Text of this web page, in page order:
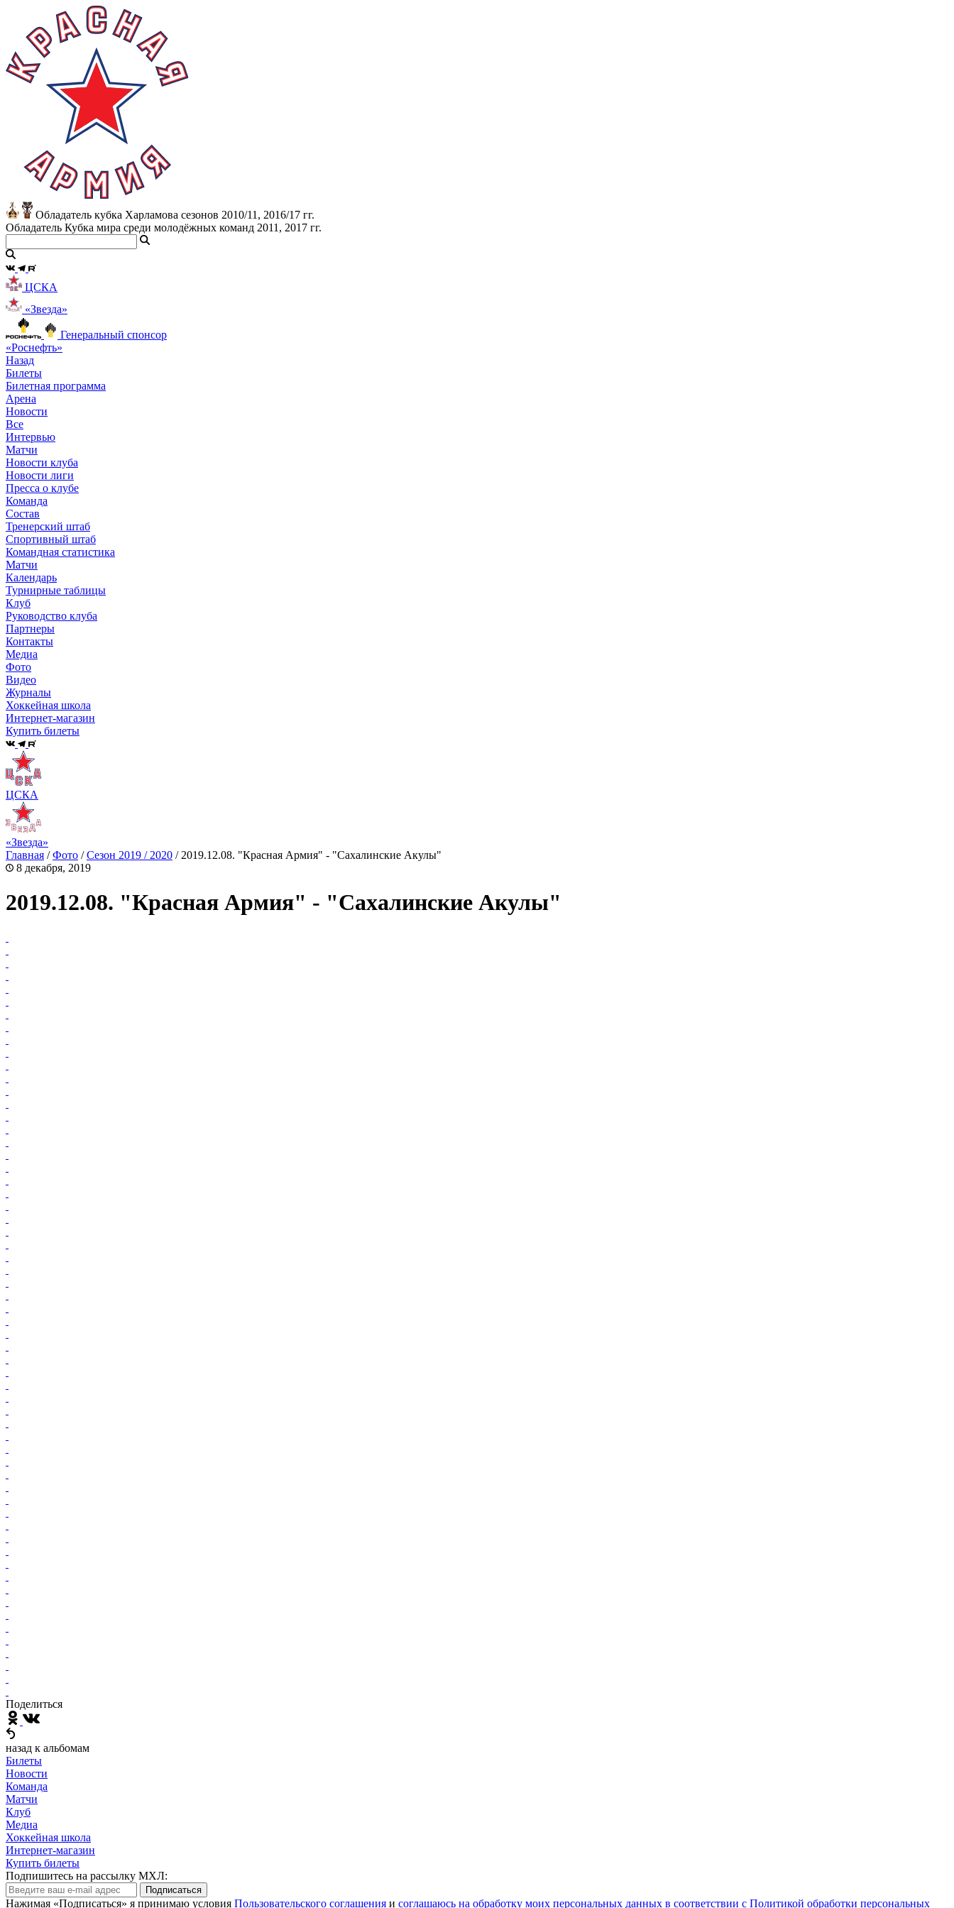
Обладатель кубка Харламова сезонов 2010/11, 2016/17 гг.
Обладатель Кубка мира среди молодёжных команд 2011, 2017 гг.
ЦСКА
«Звезда»
Генеральный спонсор
«Роснефть»
Назад
Билеты
Билетная программа
Арена
Новости
Все
Интервью
Матчи
Новости клуба
Новости лиги
Пресса о клубе
Команда
Состав
Тренерский штаб
Спортивный штаб
Командная статистика
Матчи
Календарь
Турнирные таблицы
Клуб
Руководство клуба
Партнеры
Контакты
Медиа
Фото
Видео
Журналы
Хоккейная школа
Интернет-магазин
Купить билеты
ЦСКА
«Звезда»
Главная /Фото /Сезон 2019 / 2020 / 2019.12.08. "Красная Армия" - "Сахалинские Акулы"
8 декабря, 2019
2019.12.08. "Красная Армия" - "Сахалинские Акулы"
Поделиться
назад к альбомам
Билеты
Новости
Команда
Матчи
Клуб
Медиа
Хоккейная школа
Интернет-магазин
Купить билеты
Подпишитесь на рассылку МХЛ:
Подписаться
Нажимая «Подписаться» я принимаю условия Пользовательского соглашения и соглашаюсь на обработку моих персональных данных в соответствии с Политикой обработки персональных